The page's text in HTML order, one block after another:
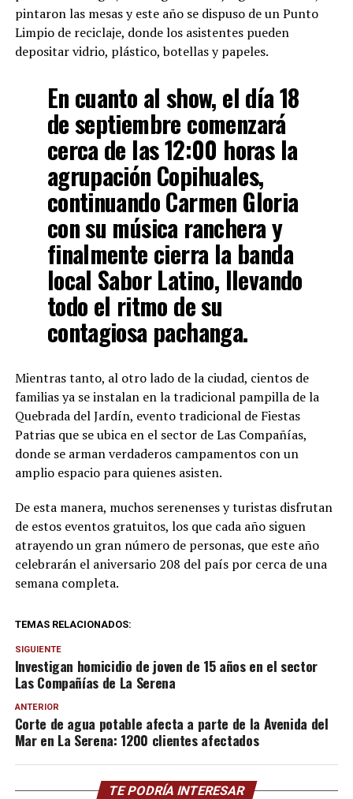
pintaron las mesas y este año se dispuso de un Punto
Limpio de reciclaje, donde los asistentes pueden
depositar vidrio, plástico, botellas y papeles.
En cuanto al show, el día 18
de septiembre comenzará
cerca de las 12:00 horas la
agrupación Copihuales,
continuando Carmen Gloria
con su música ranchera y
finalmente cierra la banda
local Sabor Latino, llevando
todo el ritmo de su
contagiosa pachanga.
Mientras tanto, al otro lado de la ciudad, cientos de
familias ya se instalan en la tradicional pampilla de la
Quebrada del Jardín, evento tradicional de Fiestas
Patrias que se ubica en el sector de Las Compañías,
donde se arman verdaderos campamentos con un
amplio espacio para quienes asisten.
De esta manera, muchos serenenses y turistas disfrutan
de estos eventos gratuitos, los que cada año siguen
atrayendo un gran número de personas, que este año
celebrarán el aniversario 208 del país por cerca de una
semana completa.
TEMAS RELACIONADOS:
SIGUIENTE
Investigan homicidio de joven de 15 años en el sector
Las Compañías de La Serena
ANTERIOR
Corte de agua potable afecta a parte de la Avenida del
Mar en La Serena: 1200 clientes afectados
TE PODRÍA INTERESAR